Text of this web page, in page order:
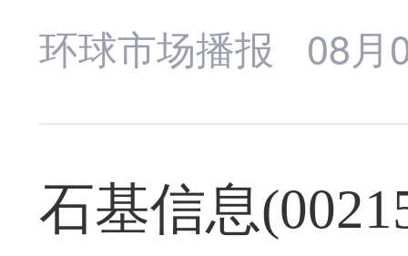
环球市场播报 08月
石基信息